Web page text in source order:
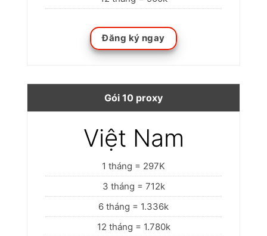
Đăng ký ngay
Gói 10 proxy
Việt Nam
1 tháng = 297K
3 tháng = 712k
6 tháng = 1.336k
12 tháng = 1.780k